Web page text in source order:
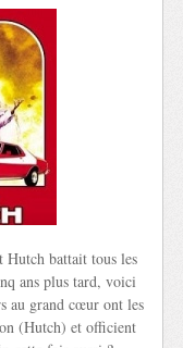
Hutch battait tous les
ans plus tard, voici
au grand cœur ont les
(Hutch) et officient